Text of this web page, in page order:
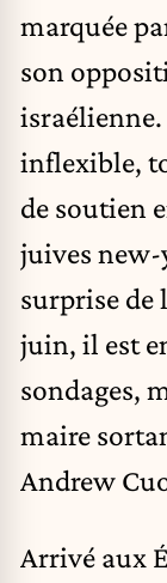
marquée
son
inflexible,
de soutien
juives
surprise de
juin, il est
sondages,
maire
Andrew
Arrivé aux